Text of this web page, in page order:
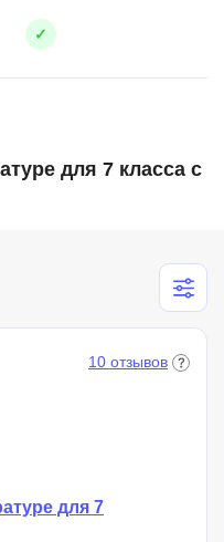
✓
для 7 класса с
10 отзывов
для 7